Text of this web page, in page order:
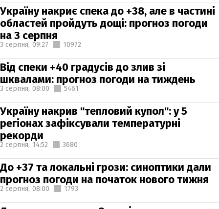
Україну накриє спека до +38, але в частині
областей пройдуть дощі: прогноз погоди
на 3 серпня
3 серпня, 09:27 10972
Від спеки +40 градусів до злив зі
шквалами: прогноз погоди на тиждень
3 серпня, 08:00 5461
Україну накрив "тепловий купол": у 5
регіонах зафіксували температурні
рекорди
2 серпня, 14:52 3680
До +37 та локальні грози: синоптики дали
прогноз погоди на початок нового тижня
2 серпня, 08:00 1793